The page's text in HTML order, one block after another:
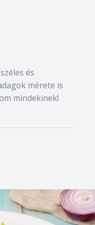
és
mérete is
mindekinek!